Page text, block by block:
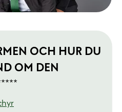
OCH HUR DU
OM DEN